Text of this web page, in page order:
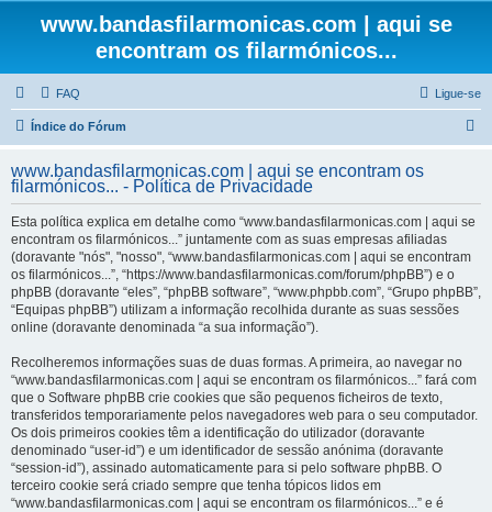
www.bandasfilarmonicas.com | aqui se
encontram os filarmónicos...
FAQ Ligue-se
Índice do Fórum
q
www.bandasfilarmonicas.com | aqui se encontram os
filarmónicos... - Política de Privacidade
Esta política explica em detalhe como “www.bandasfilarmonicas.com | aqui se
encontram os filarmónicos...” juntamente com as suas empresas afiliadas
(doravante "nós", "nosso", “www.bandasfilarmonicas.com | aqui se encontram
os filarmónicos...”, “https://www.bandasfilarmonicas.com/forum/phpBB”) e o
phpBB (doravante “eles”, “phpBB software”, “www.phpbb.com”, “Grupo phpBB”,
“Equipas phpBB”) utilizam a informação recolhida durante as suas sessões
online (doravante denominada “a sua informação”).
Recolheremos informações suas de duas formas. A primeira, ao navegar no
“www.bandasfilarmonicas.com | aqui se encontram os filarmónicos...” fará com
que o Software phpBB crie cookies que são pequenos ficheiros de texto,
transferidos temporariamente pelos navegadores web para o seu computador.
Os dois primeiros cookies têm a identificação do utilizador (doravante
denominado “user-id”) e um identificador de sessão anónima (doravante
“session-id”), assinado automaticamente para si pelo software phpBB. O
terceiro cookie será criado sempre que tenha tópicos lidos em
“www.bandasfilarmonicas.com | aqui se encontram os filarmónicos...” e é